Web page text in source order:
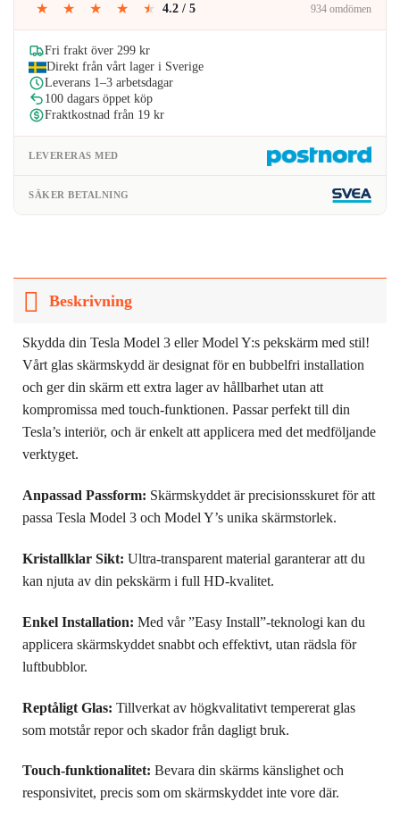
★ ★ ★ ★ ★ 4.2 / 5 934 omdömen
Fri frakt över 299 kr
Direkt från vårt lager i Sverige
Leverans 1–3 arbetsdagar
100 dagars öppet köp
Fraktkostnad från 19 kr
LEVERERAS MED
SÄKER BETALNING
Beskrivning
Skydda din Tesla Model 3 eller Model Y:s pekskärm med stil!
Vårt glas skärmskydd är designat för en bubbelfri installation
och ger din skärm ett extra lager av hållbarhet utan att
kompromissa med touch-funktionen. Passar perfekt till din
Tesla’s interiör, och är enkelt att applicera med det medföljande
verktyget.
Anpassad Passform: Skärmskyddet är precisionsskuret för att
passa Tesla Model 3 och Model Y’s unika skärmstorlek.
Kristallklar Sikt: Ultra-transparent material garanterar att du
kan njuta av din pekskärm i full HD-kvalitet.
Enkel Installation: Med vår ”Easy Install”-teknologi kan du
applicera skärmskyddet snabbt och effektivt, utan rädsla för
luftbubblor.
Reptåligt Glas: Tillverkat av högkvalitativt tempererat glas
som motstår repor och skador från dagligt bruk.
Touch-funktionalitet: Bevara din skärms känslighet och
responsivitet, precis som om skärmskyddet inte vore där.